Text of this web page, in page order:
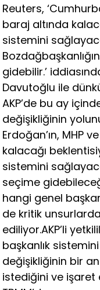
Reuters,
baraj altında
sistemini
gidebilir.’
Davutoğlu ile
AKP’de bu ay
değişikliğinin
Erdoğan’ın, MHP
kalacağı
sistemini
seçime
hangi genel
de kritik
ediliyor.AKP’li
başkanlık
değişikliğinin bir
istediğini ve